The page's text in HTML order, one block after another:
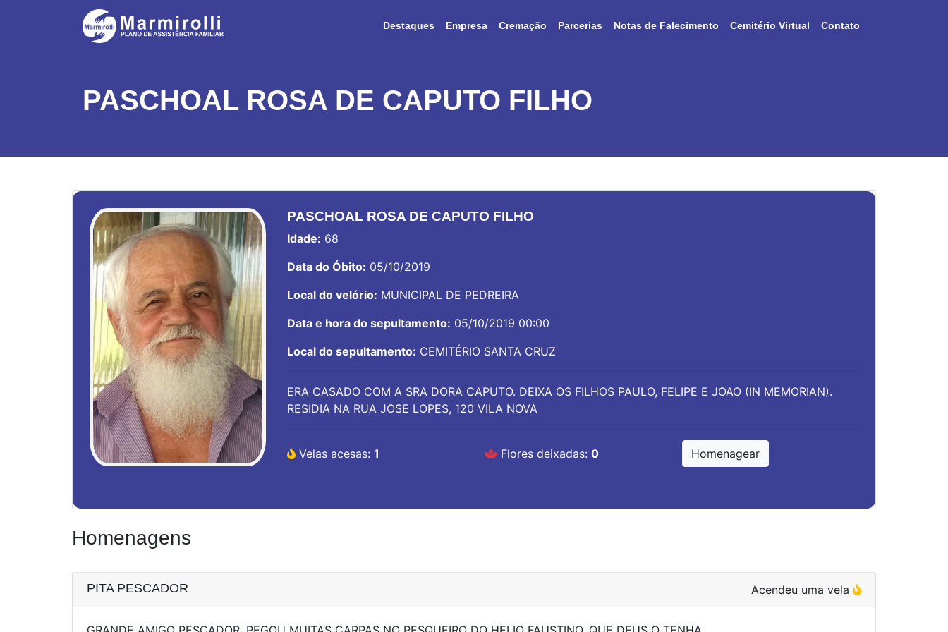
Destaques Empresa Cremação Parcerias Notas de Falecimento Cemitério Virtual Contato
PASCHOAL ROSA DE CAPUTO FILHO
PASCHOAL ROSA DE CAPUTO FILHO
Idade: 68
Data do Óbito: 05/10/2019
Local do velório: MUNICIPAL DE PEDREIRA
Data e hora do sepultamento: 05/10/2019 00:00
Local do sepultamento: CEMITÉRIO SANTA CRUZ
ERA CASADO COM A SRA DORA CAPUTO. DEIXA OS FILHOS PAULO, FELIPE E JOAO (IN MEMORIAN).
RESIDIA NA RUA JOSE LOPES, 120 VILA NOVA
Velas acesas: 1 Flores deixadas: 0 Homenagear
Homenagens
PITA PESCADOR Acendeu uma vela